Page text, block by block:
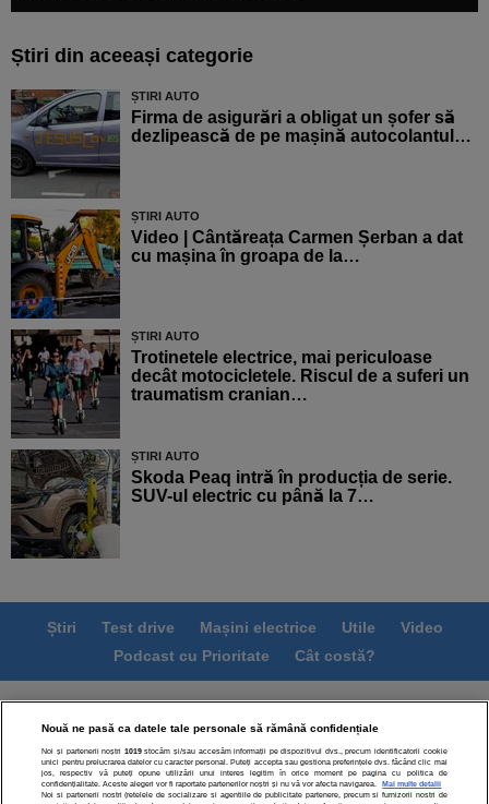
Știri din aceeași categorie
ȘTIRI AUTO
Firma de asigurări a obligat un șofer să
dezlipească de pe mașină autocolantul…
ȘTIRI AUTO
Video | Cântăreața Carmen Șerban a dat
cu mașina în groapa de la…
ȘTIRI AUTO
Trotinetele electrice, mai periculoase
decât motocicletele. Riscul de a suferi un
traumatism cranian…
ȘTIRI AUTO
Skoda Peaq intră în producția de serie.
SUV-ul electric cu până la 7…
Știri Test drive Mașini electrice Utile
Video
Podcast cu Prioritate
Cât costă?
Termeni si conditii
Politica de confidentialitate
Politica de cookies
Echipa editorială
Contact
Modifică Setările
Nouă ne pasă ca datele tale personale să rămână confidențiale
Noi și partenerii noștri 1019stocăm și/sau accesăm informații pe dispozitivul dvs., precum identificatorii cookie
unici pentru prelucrarea datelor cu caracter personal. Puteți accepta sau gestiona preferințele dvs. făcând clic mai
jos, respectiv vă puteți opune utilizării unui interes legitim în orice moment pe pagina cu politica de
confidențialitate. Aceste alegeri vor fi raportate partenerilor noștri și nu vă vor afecta navigarea.
Mai multe detalii
Noi si partenerii nostri (retelele de socializare si agentiile de publicitate partenere, precum si furnizorii nostri de